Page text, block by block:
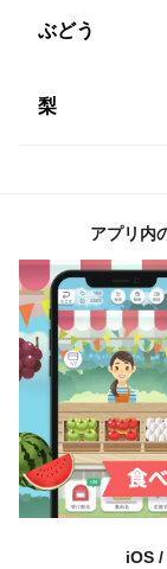
ぶどう
梨
アプリ内
iOS